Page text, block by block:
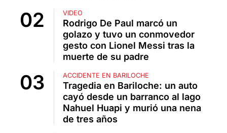
VIDEO
Rodrigo De Paul marcó un
golazo y tuvo un conmovedor
gesto con Lionel Messi tras la
muerte de su padre
ACCIDENTE EN BARILOCHE
Tragedia en Bariloche: un auto
cayó desde un barranco al lago
Nahuel Huapi y murió una nena
de tres años